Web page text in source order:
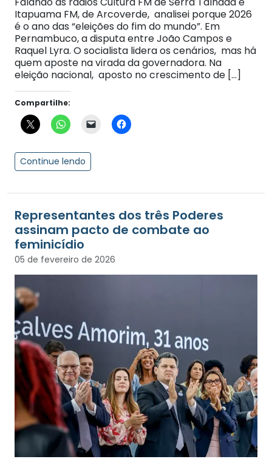
Itapuama FM, de Arcoverde, analisei porque 2026
é o ano das “eleições do fim do mundo”. Em
Pernambuco, a disputa entre João Campos e
Raquel Lyra. O socialista lidera os cenários, mas há
quem aposte na virada da governadora. Na
eleição nacional, aposto no crescimento de […]
Compartilhe:
Continue lendo
Representantes dos três Poderes
assinam pacto de combate ao
feminicídio
05 de fevereiro de 2026